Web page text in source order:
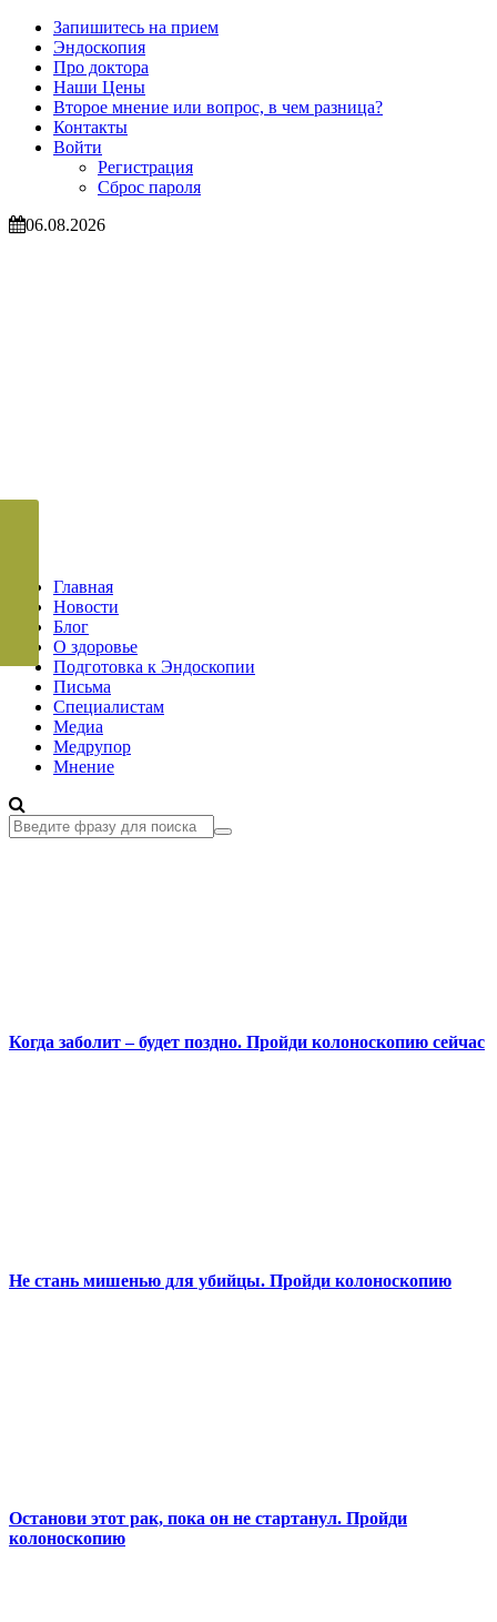
Запишитесь на прием
Эндоскопия
Про доктора
Наши Цены
Второе мнение или вопрос, в чем разница?
Контакты
Войти
Регистрация
Сброс пароля
06.08.2026
Главная
Новости
Блог
О здоровье
Подготовка к Эндоскопии
Письма
Специалистам
Медиа
Медрупор
Мнение
Когда заболит – будет поздно. Пройди колоноскопию сейчас
Не стань мишенью для убийцы. Пройди колоноскопию
Останови этот рак, пока он не стартанул. Пройди
колоноскопию